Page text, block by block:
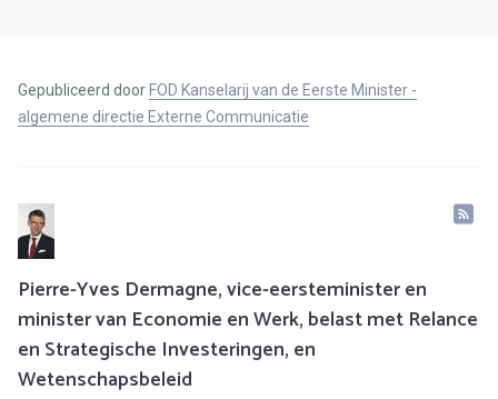
Gepubliceerd door FOD Kanselarij van de Eerste Minister -
algemene directie Externe Communicatie
Pierre-Yves Dermagne, vice-eersteminister en
minister van Economie en Werk, belast met Relance
en Strategische Investeringen, en
Wetenschapsbeleid